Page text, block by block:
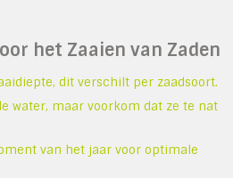
het Zaaien van Zaden
dit verschilt per zaadsoort.
water, maar voorkom dat ze te nat
van het jaar voor optimale